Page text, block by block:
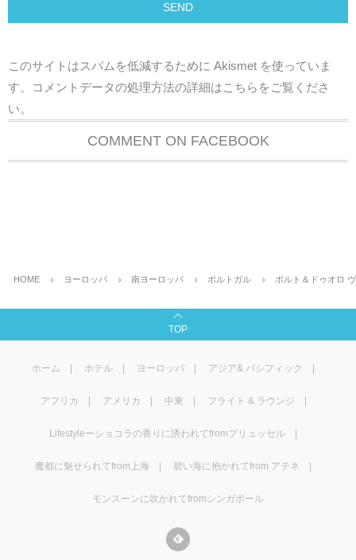
このサイトはスパムを低減するために Akismet を使っていま
す。
コメントデータの処理方法の詳細はこちらをご覧くださ
い。
COMMENT ON FACEBOOK
HOME ヨーロッパ 南ヨーロッパ ポルトガル ポルト＆ドゥオロ
TOP
ホーム ホテル ヨーロッパ アジア& パシフィック
アフリカ アメリカ 中東 フライト & ラウンジ
Lifestyleーショコラの香りに誘われてfromブリュッセル
魔都に魅せられてfrom上海 碧い海に抱かれてfrom アテネ
モンスーンに吹かれてfromシンガポール